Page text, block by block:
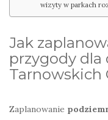
wizyty w parkach
Jak
przygody dla
Tarnowskich
Zaplanowanie